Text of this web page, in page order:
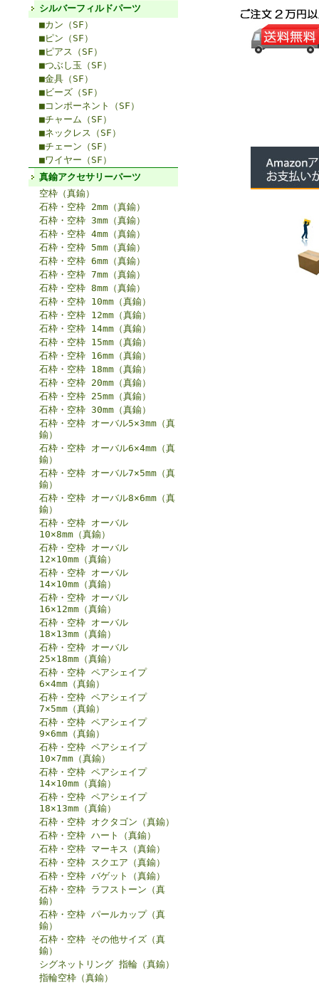
シルバーフィルドパーツ
■カン（SF）
■ピン（SF）
■ピアス（SF）
■つぶし玉（SF）
■金具（SF）
■ビーズ（SF）
■コンポーネント（SF）
■チャーム（SF）
■ネックレス（SF）
■チェーン（SF）
■ワイヤー（SF）
真鍮アクセサリーパーツ
空枠（真鍮）
石枠・空枠 2mm（真鍮）
石枠・空枠 3mm（真鍮）
石枠・空枠 4mm（真鍮）
石枠・空枠 5mm（真鍮）
石枠・空枠 6mm（真鍮）
石枠・空枠 7mm（真鍮）
石枠・空枠 8mm（真鍮）
石枠・空枠 10mm（真鍮）
石枠・空枠 12mm（真鍮）
石枠・空枠 14mm（真鍮）
石枠・空枠 15mm（真鍮）
石枠・空枠 16mm（真鍮）
石枠・空枠 18mm（真鍮）
石枠・空枠 20mm（真鍮）
石枠・空枠 25mm（真鍮）
石枠・空枠 30mm（真鍮）
石枠・空枠 オーバル5×3mm（真
鍮）
石枠・空枠 オーバル6×4mm（真
鍮）
石枠・空枠 オーバル7×5mm（真
鍮）
石枠・空枠 オーバル8×6mm（真
鍮）
石枠・空枠 オーバル
10×8mm（真鍮）
石枠・空枠 オーバル
12×10mm（真鍮）
石枠・空枠 オーバル
14×10mm（真鍮）
石枠・空枠 オーバル
16×12mm（真鍮）
石枠・空枠 オーバル
18×13mm（真鍮）
石枠・空枠 オーバル
25×18mm（真鍮）
石枠・空枠 ペアシェイプ
6×4mm（真鍮）
石枠・空枠 ペアシェイプ
7×5mm（真鍮）
石枠・空枠 ペアシェイプ
9×6mm（真鍮）
石枠・空枠 ペアシェイプ
10×7mm（真鍮）
石枠・空枠 ペアシェイプ
14×10mm（真鍮）
石枠・空枠 ペアシェイプ
18×13mm（真鍮）
石枠・空枠 オクタゴン（真鍮）
石枠・空枠 ハート（真鍮）
石枠・空枠 マーキス（真鍮）
石枠・空枠 スクエア（真鍮）
石枠・空枠 バゲット（真鍮）
石枠・空枠 ラフストーン（真
鍮）
石枠・空枠 パールカップ（真
鍮）
石枠・空枠 その他サイズ（真
鍮）
シグネットリング 指輪（真鍮）
指輪空枠（真鍮）